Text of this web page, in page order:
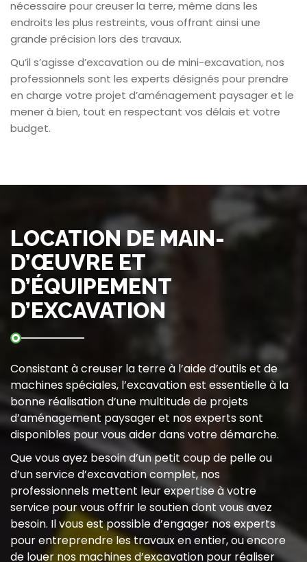
nécessaire pour creuser la terre, même dans les
endroits les plus restreints, vous offrant ainsi une
grande précision lors des travaux.
Qu’il s’agisse d’excavation ou de mini-excavation, nos
professionnels sont les experts désignés pour prendre
en charge votre projet d’aménagement paysager et le
mener à bien, tout en respectant vos délais et votre
budget.
LOCATION DE MAIN-
D’ŒUVRE ET
D’ÉQUIPEMENT
D’EXCAVATION
Consistant à creuser la terre à l’aide d’outils et de
machines spéciales, l’excavation est essentielle à la
bonne réalisation d’une multitude de projets
d’aménagement paysager et nos experts sont
disponibles pour vous aider dans votre démarche.
Que vous ayez besoin d’un petit coup de pelle ou
d’un service d’excavation complet, nos
professionnels mettent leur expertise à votre
service pour vous offrir le soutien dont vous avez
besoin. Il vous est possible d’engager nos experts
pour entreprendre les travaux en entier, ou encore
de louer nos machines d’excavation pour réaliser